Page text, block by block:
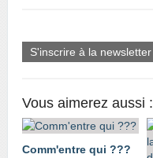
S'inscrire à la newsletter
Vous aimerez aussi :
Comm'entre qui ???